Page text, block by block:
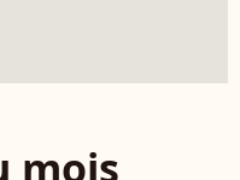
mois